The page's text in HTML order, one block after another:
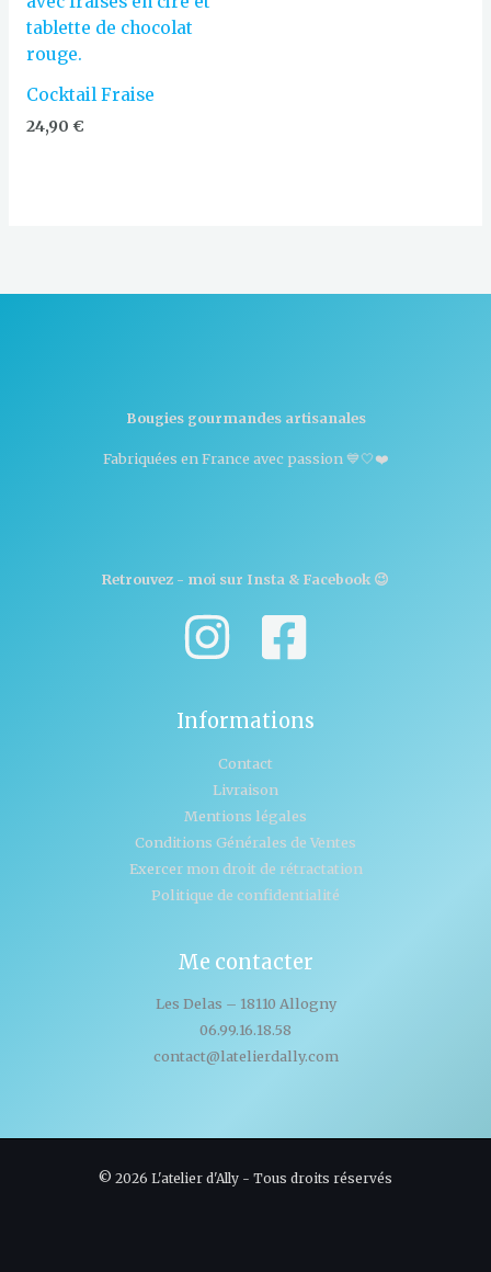
Cocktail Fraise
24,90 €
Bougies gourmandes artisanales
Fabriquées en France avec passion 💙🤍❤️
Retrouvez - moi sur Insta & Facebook 😉
Informations
Contact
Livraison
Mentions légales
Conditions Générales de Ventes
Exercer mon droit de rétractation
Politique de confidentialité
Me contacter
Les Delas – 18110 Allogny
06.99.16.18.58
contact@latelierdally.com
© 2026 L'atelier d'Ally - Tous droits réservés